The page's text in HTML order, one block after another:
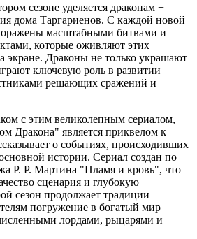
сезоне уделяется драконам −
дома Таргариенов. С каждой новой
масштабными битвами и
которые оживляют этих
экране. Драконы не только украшают
ключевую роль в развитии
решающих сражений и
с этим великолепным сериалом,
Дракона" является приквелом к
о событиях, происходивших
истории. Сериал создан по
Р. Р. Мартина "Пламя и кровь", что
сценария и глубокую
сезон продолжает традиции
погружение в богатый мир
лордами, рыцарями и